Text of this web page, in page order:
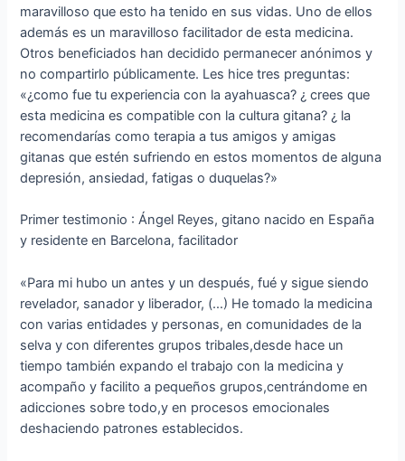
maravilloso que esto ha tenido en sus vidas. Uno de ellos
además es un maravilloso facilitador de esta medicina.
Otros beneficiados han decidido permanecer anónimos y
no compartirlo públicamente. Les hice tres preguntas:
«¿como fue tu experiencia con la ayahuasca? ¿ crees que
esta medicina es compatible con la cultura gitana? ¿ la
recomendarías como terapia a tus amigos y amigas
gitanas que estén sufriendo en estos momentos de alguna
depresión, ansiedad, fatigas o duquelas?»
Primer testimonio : Ángel Reyes, gitano nacido en España
y residente en Barcelona, facilitador
«Para mi hubo un antes y un después, fué y sigue siendo
revelador, sanador y liberador, (…) He tomado la medicina
con varias entidades y personas, en comunidades de la
selva y con diferentes grupos tribales,desde hace un
tiempo también expando el trabajo con la medicina y
acompaño y facilito a pequeños grupos,centrándome en
adicciones sobre todo,y en procesos emocionales
deshaciendo patrones establecidos.